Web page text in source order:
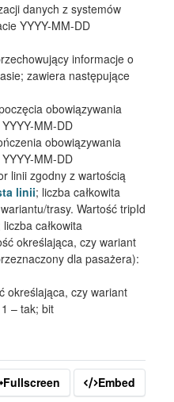
danych z systemów
YYYY-MM-DD
informacje o
zawiera następujące
obowiązywania
MM-DD
obowiązywania
MM-DD
linii zgodny z wartością
linii; liczba całkowita
trasy. Wartość tripId
liczba całkowita
określająca, czy wariant
dla pasażera):
określająca, czy wariant
– tak; bit
Fullscreen Embed